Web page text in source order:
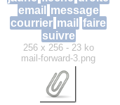
email
message
courrier mail faire
suivre
256 x 256 - 23 ko
mail-forward-3.png